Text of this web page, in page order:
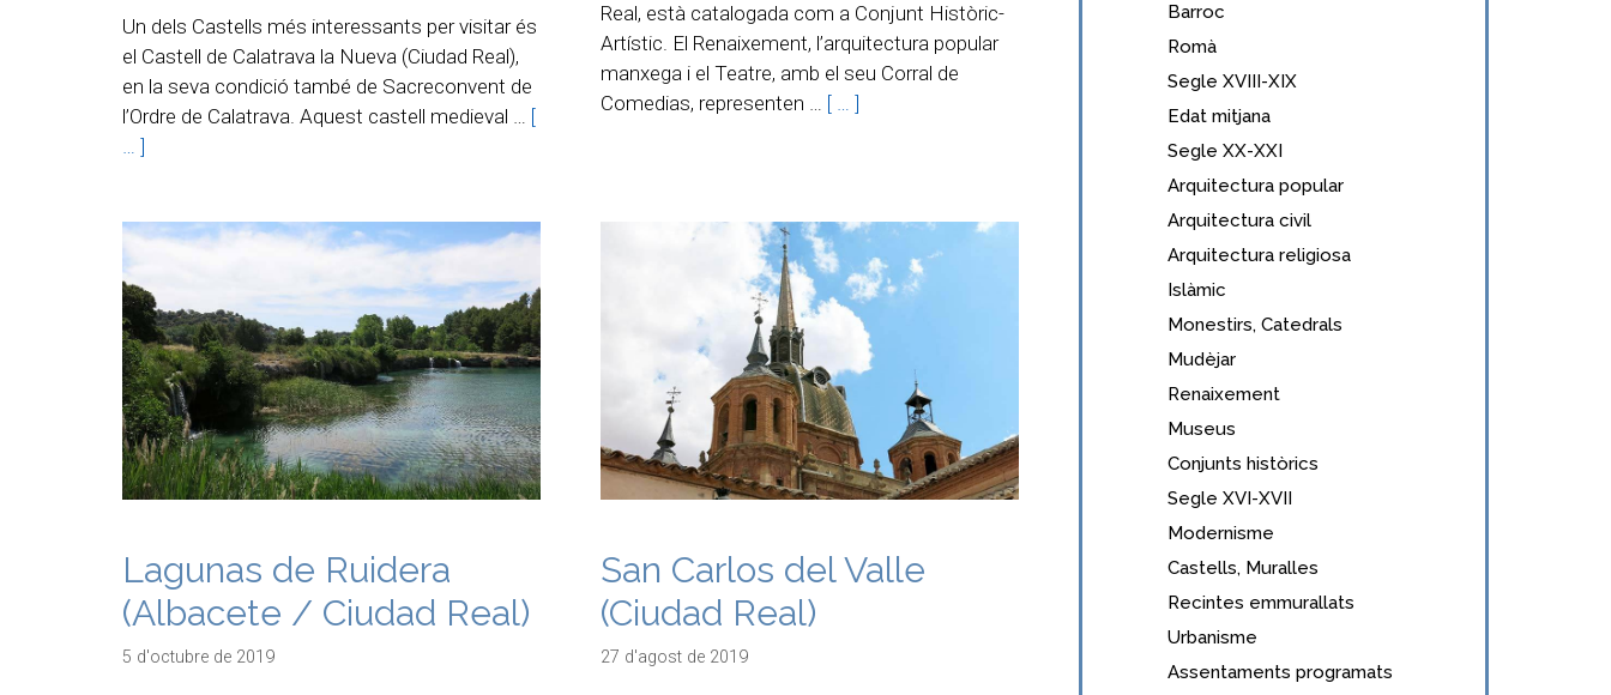
Un dels Castells més interessants per visitar és
el Castell de Calatrava la Nueva (Ciudad Real),
en la seva condició també de Sacreconvent de
l’Ordre de Calatrava. Aquest castell medieval … [
… ]
Real, està catalogada com a Conjunt Històric-
Artístic. El Renaixement, l’arquitectura popular
manxega i el Teatre, amb el seu Corral de
Comedias, representen … [ … ]
Lagunas de Ruidera
(Albacete / Ciudad Real)
5 d'octubre de 2019
San Carlos del Valle
(Ciudad Real)
27 d'agost de 2019
Barroc
Romà
Segle XVIII-XIX
Edat mitjana
Segle XX-XXI
Arquitectura popular
Arquitectura civil
Arquitectura religiosa
Islàmic
Monestirs, Catedrals
Mudèjar
Renaixement
Museus
Conjunts històrics
Segle XVI-XVII
Modernisme
Castells, Muralles
Recintes emmurallats
Urbanisme
Assentaments programats